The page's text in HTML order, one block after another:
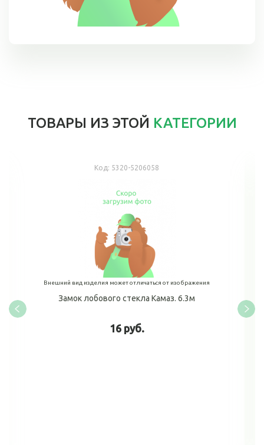
ТОВАРЫ ИЗ ЭТОЙ КАТЕГОРИИ
Код: 5320-5206058
Внешний вид изделия может отличаться от изображения
Замок лобового стекла Камаз. 6.3м
16 руб.